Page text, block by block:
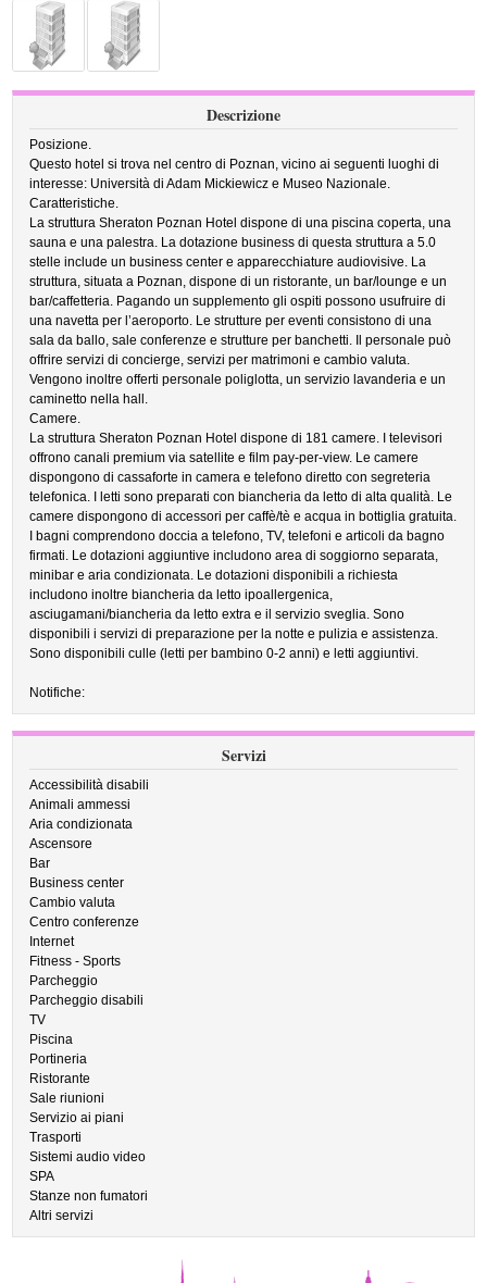
Descrizione
Posizione.
Questo hotel si trova nel centro di Poznan, vicino ai seguenti luoghi di
interesse: Università di Adam Mickiewicz e Museo Nazionale.
Caratteristiche.
La struttura Sheraton Poznan Hotel dispone di una piscina coperta, una
sauna e una palestra. La dotazione business di questa struttura a 5.0
stelle include un business center e apparecchiature audiovisive. La
struttura, situata a Poznan, dispone di un ristorante, un bar/lounge e un
bar/caffetteria. Pagando un supplemento gli ospiti possono usufruire di
una navetta per l’aeroporto. Le strutture per eventi consistono di una
sala da ballo, sale conferenze e strutture per banchetti. Il personale può
offrire servizi di concierge, servizi per matrimoni e cambio valuta.
Vengono inoltre offerti personale poliglotta, un servizio lavanderia e un
caminetto nella hall.
Camere.
La struttura Sheraton Poznan Hotel dispone di 181 camere. I televisori
offrono canali premium via satellite e film pay-per-view. Le camere
dispongono di cassaforte in camera e telefono diretto con segreteria
telefonica. I letti sono preparati con biancheria da letto di alta qualità. Le
camere dispongono di accessori per caffè/tè e acqua in bottiglia gratuita.
I bagni comprendono doccia a telefono, TV, telefoni e articoli da bagno
firmati. Le dotazioni aggiuntive includono area di soggiorno separata,
minibar e aria condizionata. Le dotazioni disponibili a richiesta
includono inoltre biancheria da letto ipoallergenica,
asciugamani/biancheria da letto extra e il servizio sveglia. Sono
disponibili i servizi di preparazione per la notte e pulizia e assistenza.
Sono disponibili culle (letti per bambino 0-2 anni) e letti aggiuntivi.
Notifiche:
Servizi
Accessibilità disabili
Animali ammessi
Aria condizionata
Ascensore
Bar
Business center
Cambio valuta
Centro conferenze
Internet
Fitness - Sports
Parcheggio
Parcheggio disabili
TV
Piscina
Portineria
Ristorante
Sale riunioni
Servizio ai piani
Trasporti
Sistemi audio video
SPA
Stanze non fumatori
Altri servizi